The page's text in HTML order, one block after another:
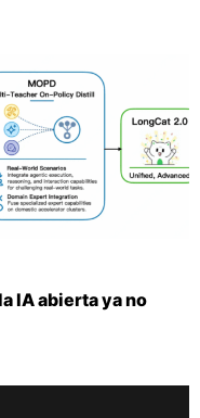
IA abierta ya no